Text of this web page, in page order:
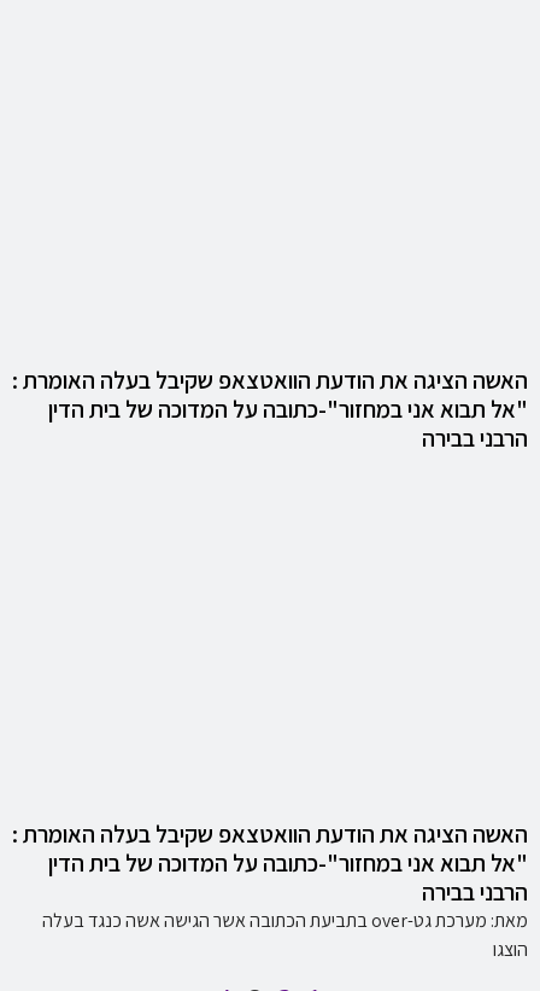
האשה הציגה את הודעת הוואטצאפ שקיבל בעלה האומרת :
"אל תבוא אני במחזור"-כתובה על המדוכה של בית הדין
הרבני בבירה
האשה הציגה את הודעת הוואטצאפ שקיבל בעלה האומרת :
"אל תבוא אני במחזור"-כתובה על המדוכה של בית הדין
הרבני בבירה
מאת: מערכת גט-over בתביעת הכתובה אשר הגישה אשה כנגד בעלה
הוצגו